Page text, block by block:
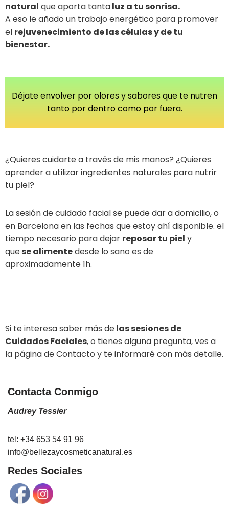
natural que aporta tantaluz a tu sonrisa.
A eso le añado un trabajo energético para promover
el rejuvenecimiento de las células y de tu
bienestar.
Déjate envolver por olores y sabores que te nutren
tanto por dentro como por fuera.
¿Quieres cuidarte a través de mis manos? ¿Quieres
aprender a utilizar ingredientes naturales para nutrir
tu piel?
La sesión de cuidado facial se puede dar a domicilio, o
en Barcelona en las fechas que estoy ahí disponible. el
tiempo necesario para dejar reposar tu piel y
quese alimentedesde lo sano es de
aproximadamente 1h.
Si te interesa saber más delas sesiones de
Cuidados Faciales, o tienes alguna pregunta, ves a
la página deContacto y te informaré con más detalle.
Contacta Conmigo
Audrey Tessier
tel: +34 653 54 91 96
info@bellezaycosmeticanatural.es
Redes Sociales